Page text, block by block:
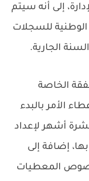
إلى أنه سيتم
للسجلات
الجارية.
الخاصة
الأمر بالبدء
أشهر لإعداد
إضافة إلى
المعطيات